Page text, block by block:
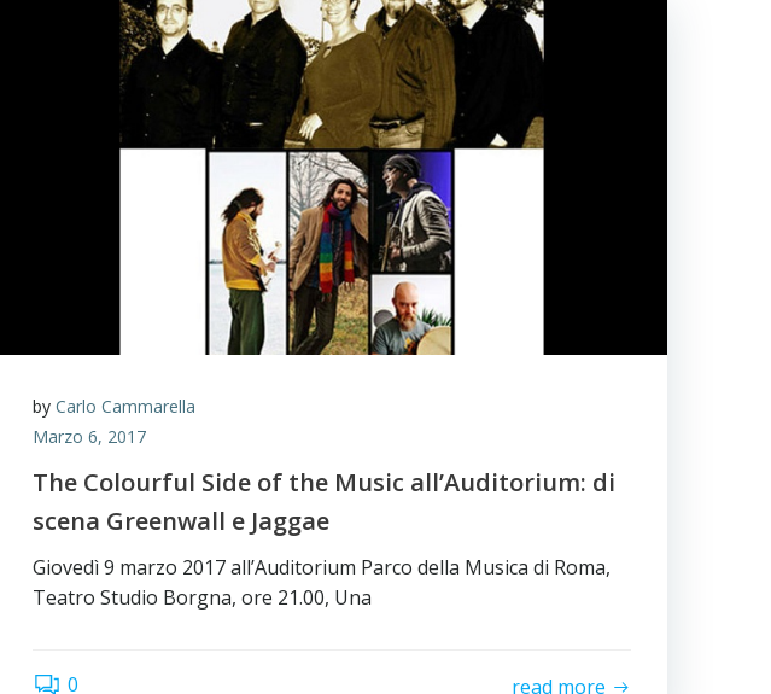
by Carlo Cammarella
Marzo 6, 2017
The Colourful Side of the Music all’Auditorium: di
scena Greenwall e Jaggae
Giovedì 9 marzo 2017 all’Auditorium Parco della Musica di Roma,
Teatro Studio Borgna, ore 21.00, Una
0 read more